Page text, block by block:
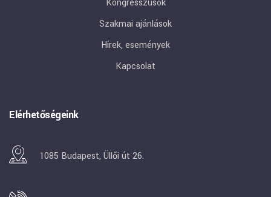
Kongresszusok
Szakmai ajánlások
Hírek, események
Kapcsolat
Elérhetőségeink
1085 Budapest, Üllői út 26.